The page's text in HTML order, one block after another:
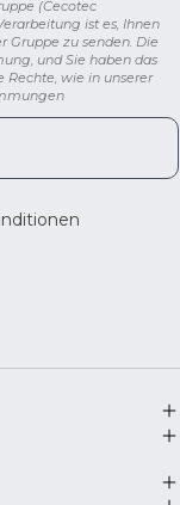
(Cecotec
ist es, Ihnen
zu senden. Die
und Sie haben das
Rechte, wie in unserer